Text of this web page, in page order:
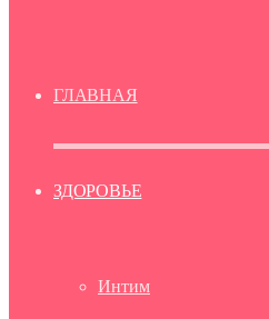
ГЛАВНАЯ
ЗДОРОВЬЕ
Интим